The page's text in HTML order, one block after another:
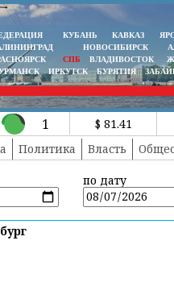
КУБАНЬ КАВКАЗ
НОВОСИБИРСК
СПБ ВЛАДИВОСТОК
ИРКУТСК БУРЯТИЯ
1 $ 81.41
Политика Власть
по дату